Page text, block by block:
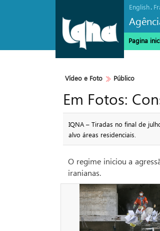
English.
Pagina
Vídeo e Foto Público
Em Fotos:
IQNA – Tiradas no final de
alvo áreas residenciais.
O regime iniciou a
iranianas.